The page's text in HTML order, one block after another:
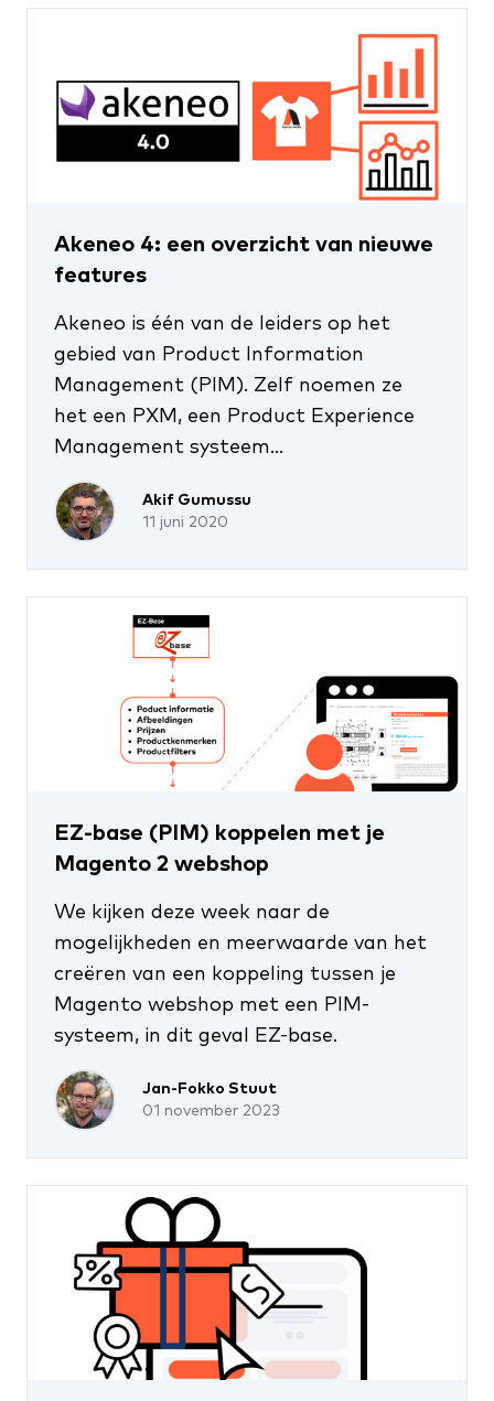
Akeneo 4: een overzicht van nieuwe
features
Akeneo is één van de leiders op het
gebied van Product Information
Management (PIM). Zelf noemen ze
het een PXM, een Product Experience
Management systeem...
Akif Gumussu
11 juni 2020
EZ-base (PIM) koppelen met je
Magento 2 webshop
We kijken deze week naar de
mogelijkheden en meerwaarde van het
creëren van een koppeling tussen je
Magento webshop met een PIM-
systeem, in dit geval EZ-base.
Jan-Fokko Stuut
01 november 2023